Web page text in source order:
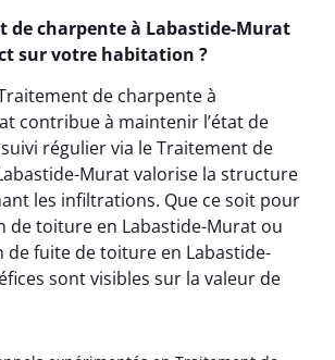
de charpente à Labastide-Murat
sur votre habitation ?
de charpente à
contribue à maintenir l’état de
régulier via le Traitement de
Murat valorise la structure
les infiltrations. Que ce soit pour
de toiture en Labastide-Murat ou
de fuite de toiture en Labastide-
sont visibles sur la valeur de